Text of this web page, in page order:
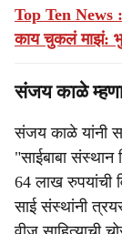
Top Ten News
काय चुकलं माझं:
संजय काळे
संजय काळे यांनी
"साईबाबा संस्थान
64 लाख रुपयांची
साई संस्थांनी